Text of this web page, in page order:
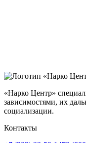
«Нарко Центр»
зависимостями, их
социализации.
Контакты